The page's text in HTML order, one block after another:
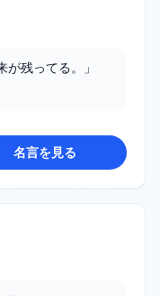
残ってる。 」
名言を見る